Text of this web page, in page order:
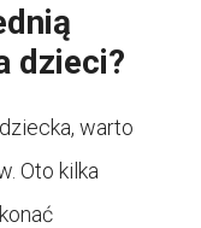
dzieci?
warto
Oto kilka